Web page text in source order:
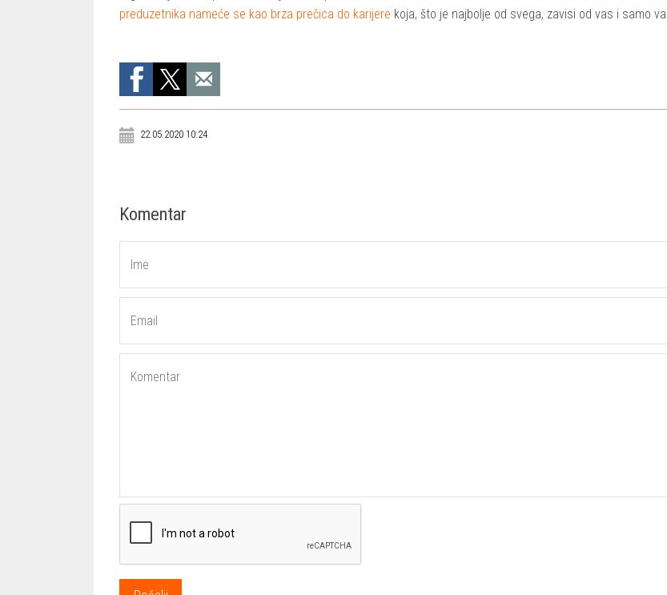
preduzetnika nameće se kao brza prečica do karijere koja, što je najbolje od svega, zavisi od vas i samo
22.05.2020 10:24
Komentar